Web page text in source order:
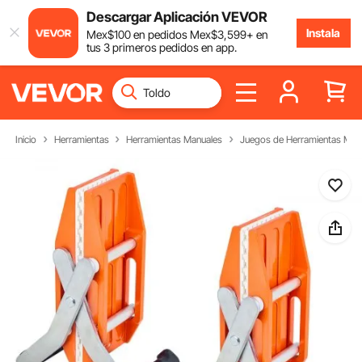
Descargar Aplicación VEVOR
Mex$100en pedidos Mex$3,599+ en
tus 3 primeros pedidos en app.
Instala
Inicio Herramientas Herramientas Manuales Juegos de Herramientas